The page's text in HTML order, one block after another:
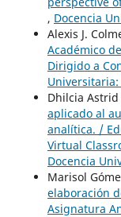
, Docencia
Alexis J.
Académico
Dirigido a
Universitaria:
Dhilcia Astrid
aplicado al
analítica. /
Virtual
Docencia
Marisol
elaboración
Asignatura